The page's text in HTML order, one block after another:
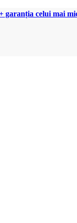
garanția celui mai